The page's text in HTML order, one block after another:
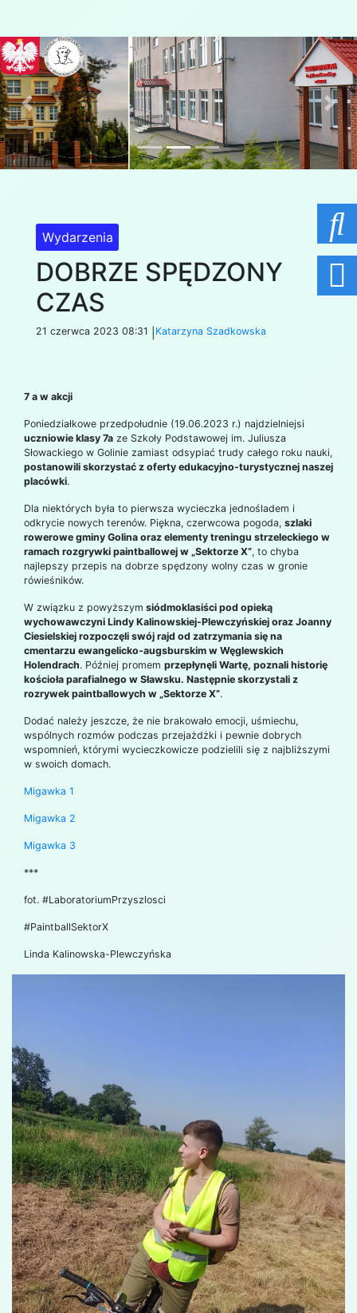
Previous Next
Wydarzenia
DOBRZE SPĘDZONY
CZAS
21 czerwca 2023 08:31 Katarzyna Szadkowska
7 a w akcji
Poniedziałkowe przedpołudnie (19.06.2023 r.) najdzielniejsi
uczniowie klasy 7a ze Szkoły Podstawowej im. Juliusza
Słowackiego w Golinie zamiast odsypiać trudy całego roku nauki,
postanowili skorzystać z oferty edukacyjno-turystycznej naszej
placówki.
Dla niektórych była to pierwsza wycieczka jednośladem i
odkrycie nowych terenów. Piękna, czerwcowa pogoda, szlaki
rowerowe gminy Golina oraz elementy treningu strzeleckiego w
ramach rozgrywki paintballowej w „Sektorze X”, to chyba
najlepszy przepis na dobrze spędzony wolny czas w gronie
rówieśników.
W związku z powyższym siódmoklasiści pod opieką
wychowawczyni Lindy Kalinowskiej-Plewczyńskiej oraz Joanny
Ciesielskiej rozpoczęli swój rajd od zatrzymania się na
cmentarzu ewangelicko-augsburskim w Węglewskich
Holendrach. Później promem przepłynęli Wartę, poznali historię
kościoła parafialnego w Sławsku. Następnie skorzystali z
rozrywek paintballowych w „Sektorze X”.
Dodać należy jeszcze, że nie brakowało emocji, uśmiechu,
wspólnych rozmów podczas przejażdżki i pewnie dobrych
wspomnień, którymi wycieczkowicze podzielili się z najbliższymi
w swoich domach.
Migawka 1
Migawka 2
Migawka 3
***
fot. #LaboratoriumPrzyszlosci
#PaintballSektorX
Linda Kalinowska-Plewczyńska